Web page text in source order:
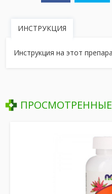
ИНСТРУКЦИЯ
Инструкция на этот